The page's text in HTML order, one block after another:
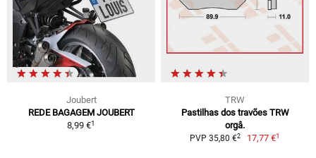
Joubert
REDE BAGAGEM JOUBERT
8,99 €1
TRW
Pastilhas dos travões TRW
orgâ.
PVP 35,80 €2 17,77 €1